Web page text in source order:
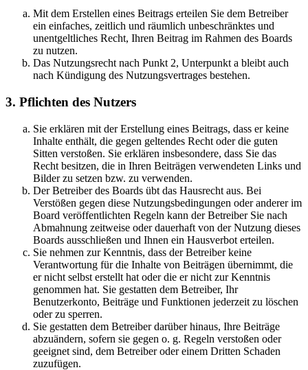
Mit dem Erstellen eines Beitrags erteilen Sie dem Betreiber
ein einfaches, zeitlich und räumlich unbeschränktes und
unentgeltliches Recht, Ihren Beitrag im Rahmen des Boards
zu nutzen.
Das Nutzungsrecht nach Punkt 2, Unterpunkt a bleibt auch
nach Kündigung des Nutzungsvertrages bestehen.
3. Pflichten des Nutzers
Sie erklären mit der Erstellung eines Beitrags, dass er keine
Inhalte enthält, die gegen geltendes Recht oder die guten
Sitten verstoßen. Sie erklären insbesondere, dass Sie das
Recht besitzen, die in Ihren Beiträgen verwendeten Links und
Bilder zu setzen bzw. zu verwenden.
Der Betreiber des Boards übt das Hausrecht aus. Bei
Verstößen gegen diese Nutzungsbedingungen oder anderer im
Board veröffentlichten Regeln kann der Betreiber Sie nach
Abmahnung zeitweise oder dauerhaft von der Nutzung dieses
Boards ausschließen und Ihnen ein Hausverbot erteilen.
Sie nehmen zur Kenntnis, dass der Betreiber keine
Verantwortung für die Inhalte von Beiträgen übernimmt, die
er nicht selbst erstellt hat oder die er nicht zur Kenntnis
genommen hat. Sie gestatten dem Betreiber, Ihr
Benutzerkonto, Beiträge und Funktionen jederzeit zu löschen
oder zu sperren.
Sie gestatten dem Betreiber darüber hinaus, Ihre Beiträge
abzuändern, sofern sie gegen o. g. Regeln verstoßen oder
geeignet sind, dem Betreiber oder einem Dritten Schaden
zuzufügen.